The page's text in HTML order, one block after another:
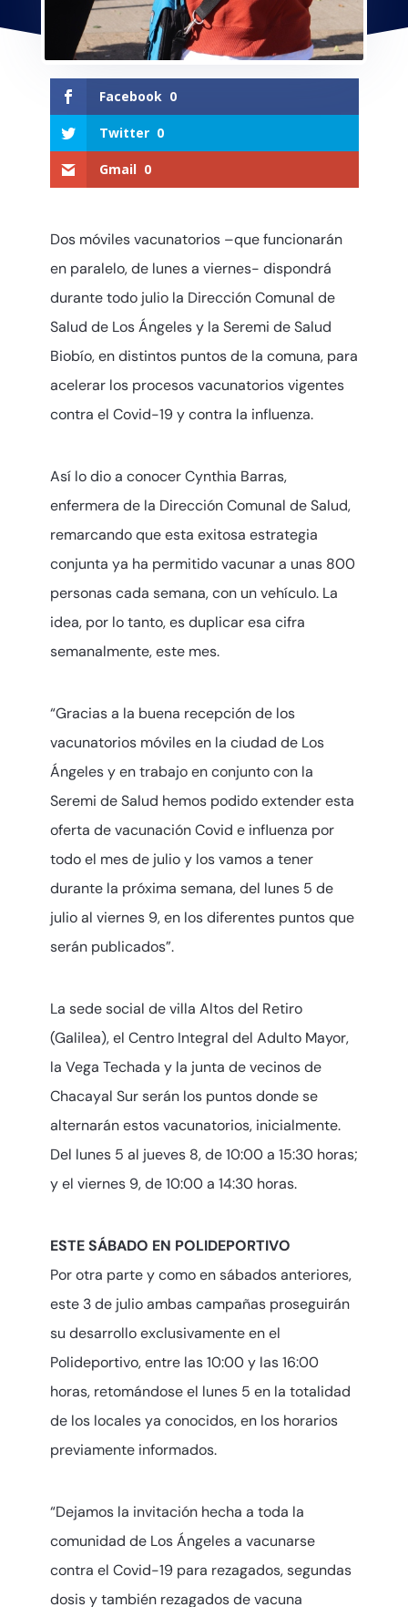
Facebook 0
Twitter 0
Gmail 0
Dos móviles vacunatorios –que funcionarán
en paralelo, de lunes a viernes- dispondrá
durante todo julio la Dirección Comunal de
Salud de Los Ángeles y la Seremi de Salud
Biobío, en distintos puntos de la comuna, para
acelerar los procesos vacunatorios vigentes
contra el Covid-19 y contra la influenza.
Así lo dio a conocer Cynthia Barras,
enfermera de la Dirección Comunal de Salud,
remarcando que esta exitosa estrategia
conjunta ya ha permitido vacunar a unas 800
personas cada semana, con un vehículo. La
idea, por lo tanto, es duplicar esa cifra
semanalmente, este mes.
“Gracias a la buena recepción de los
vacunatorios móviles en la ciudad de Los
Ángeles y en trabajo en conjunto con la
Seremi de Salud hemos podido extender esta
oferta de vacunación Covid e influenza por
todo el mes de julio y los vamos a tener
durante la próxima semana, del lunes 5 de
julio al viernes 9, en los diferentes puntos que
serán publicados”.
La sede social de villa Altos del Retiro
(Galilea), el Centro Integral del Adulto Mayor,
la Vega Techada y la junta de vecinos de
Chacayal Sur serán los puntos donde se
alternarán estos vacunatorios, inicialmente.
Del lunes 5 al jueves 8, de 10:00 a 15:30 horas;
y el viernes 9, de 10:00 a 14:30 horas.
ESTE SÁBADO EN POLIDEPORTIVO
Por otra parte y como en sábados anteriores,
este 3 de julio ambas campañas proseguirán
su desarrollo exclusivamente en el
Polideportivo, entre las 10:00 y las 16:00
horas, retomándose el lunes 5 en la totalidad
de los locales ya conocidos, en los horarios
previamente informados.
“Dejamos la invitación hecha a toda la
comunidad de Los Ángeles a vacunarse
contra el Covid-19 para rezagados, segundas
dosis y también rezagados de vacuna